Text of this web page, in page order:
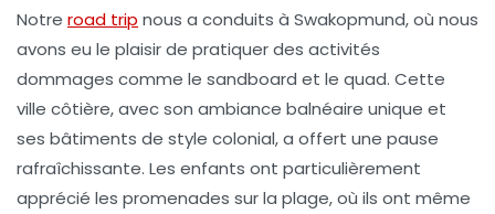
Notre road trip nous a conduits à Swakopmund, où nous
avons eu le plaisir de pratiquer des activités
dommages comme le sandboard et le quad. Cette
ville côtière, avec son ambiance balnéaire unique et
ses bâtiments de style colonial, a offert une pause
rafraîchissante. Les enfants ont particulièrement
apprécié les promenades sur la plage, où ils ont même